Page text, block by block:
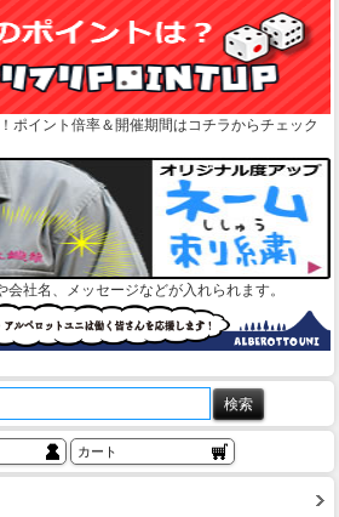
ポイント倍率＆開催期間はコチラからチェック
社名、メッセージなどが入れられます。
カート